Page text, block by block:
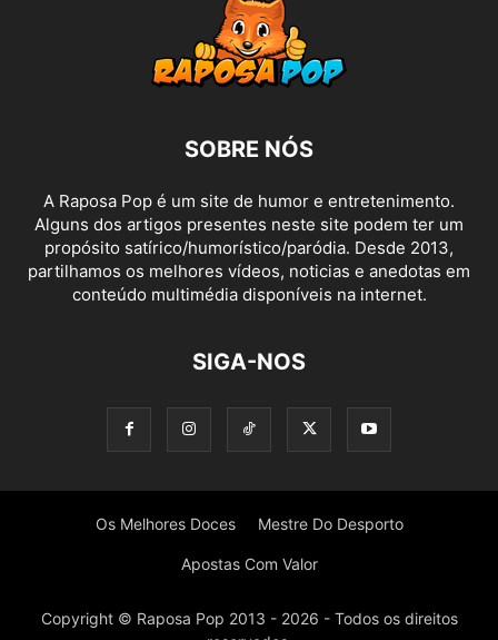
SOBRE NÓS
A Raposa Pop é um site de humor e entretenimento.
Alguns dos artigos presentes neste site podem ter um
propósito satírico/humorístico/paródia. Desde 2013,
partilhamos os melhores vídeos, noticias e anedotas em
conteúdo multimédia disponíveis na internet.
SIGA-NOS
Os Melhores Doces Mestre Do Desporto
Apostas Com Valor
Copyright © Raposa Pop 2013 - 2026 - Todos os direitos